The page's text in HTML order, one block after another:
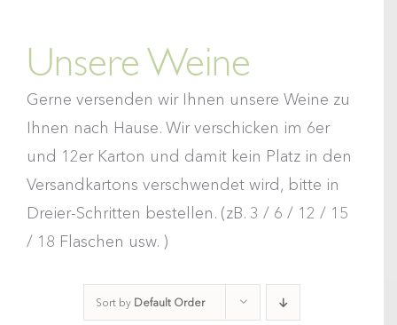
Unsere Weine
Gerne versenden wir Ihnen unsere Weine zu
Ihnen nach Hause. Wir verschicken im 6er
und 12er Karton und damit kein Platz in den
Versandkartons verschwendet wird, bitte in
Dreier-Schritten bestellen. (zB. 3 / 6 / 12 / 15
/ 18 Flaschen usw. )
Sort by Default Order